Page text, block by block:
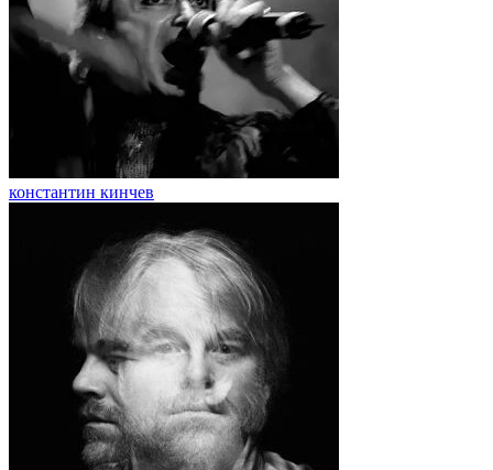
константин кинчев